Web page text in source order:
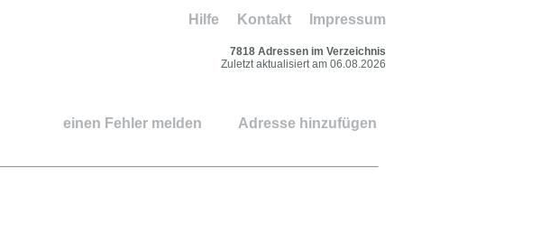
Impressum
Kontakt
Hilfe
7818 Adressen im Verzeichnis
Zuletzt aktualisiert am 06.08.2026
einen Fehler melden Adresse hinzufügen